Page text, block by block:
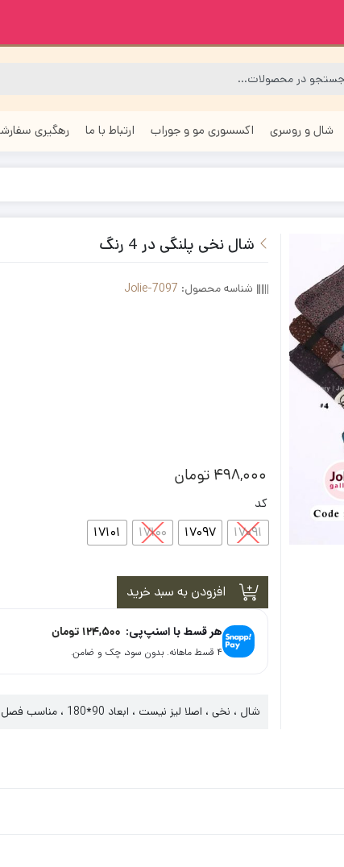
شال و روسری اکسسوری مو و جوراب ارتباط با ما رهگیری
شال نخی پلنگی در 4 رنگ
شناسه محصول: Jolie-7097
498,000 تومان
کد
17091
17097
17100
17101
افزودن به سبد خرید
هر قسط با اسنپ‌پی: 124,500 تومان
۴ قسط ماهانه. بدون سود، چک و ضامن.
شال ، نخی ، اصلا لیز نیست ، ابعاد 90*180 ، مناسب فصل بهار و تابستان